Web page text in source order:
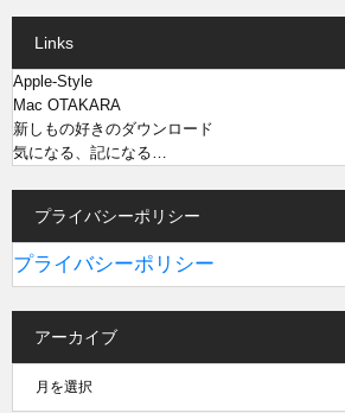
Links
Apple-Style
Mac OTAKARA
新しもの好きのダウンロード
気になる、記になる…
プライバシーポリシー
プライバシーポリシー
アーカイブ